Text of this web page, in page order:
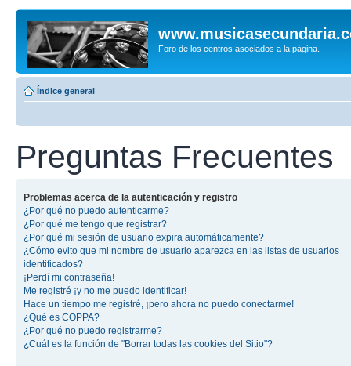
Foro de los centros asociados a la página.
Índice general
Preguntas Frecuentes
Problemas acerca de la autenticación y registro
¿Por qué no puedo autenticarme?
¿Por qué me tengo que registrar?
¿Por qué mi sesión de usuario expira automáticamente?
¿Cómo evito que mi nombre de usuario aparezca en las listas de usuarios
identificados?
¡Perdí mi contraseña!
Me registré ¡y no me puedo identificar!
Hace un tiempo me registré, ¡pero ahora no puedo conectarme!
¿Qué es COPPA?
¿Por qué no puedo registrarme?
¿Cuál es la función de "Borrar todas las cookies del Sitio"?